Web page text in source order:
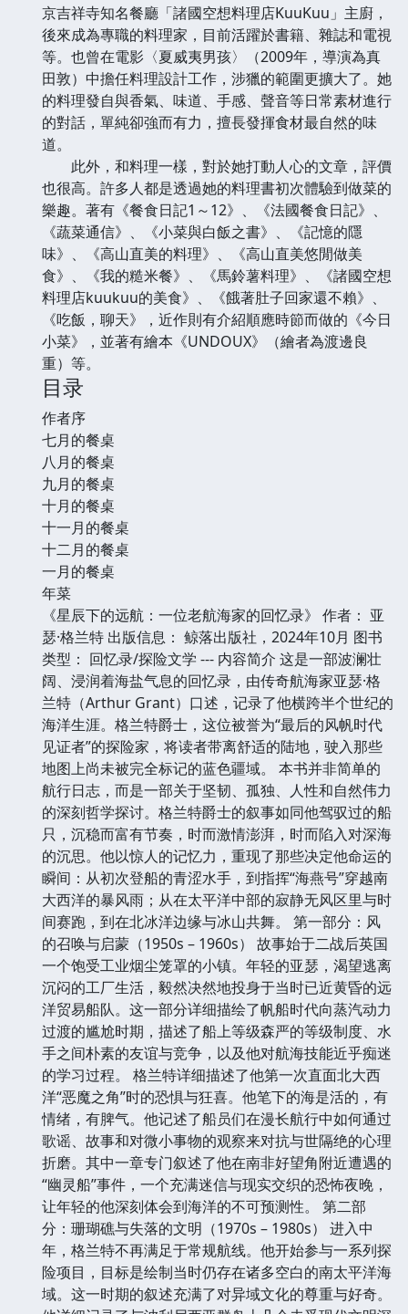
京吉祥寺知名餐廳「諸國空想料理店KuuKuu」主廚，
後來成為專職的料理家，目前活躍於書籍、雜誌和電視
等。也曾在電影〈夏威夷男孩〉（2009年，導演為真
田敦）中擔任料理設計工作，涉獵的範圍更擴大了。她
的料理發自與香氣、味道、手感、聲音等日常素材進行
的對話，單純卻強而有力，擅長發揮食材最自然的味
道。
此外，和料理一樣，對於她打動人心的文章，評價
也很高。許多人都是透過她的料理書初次體驗到做菜的
樂趣。著有《餐食日記1～12》、《法國餐食日記》、
《蔬菜通信》、《小菜與白飯之書》、《記憶的隱
味》、《高山直美的料理》、《高山直美悠閒做美
食》、《我的糙米餐》、《馬鈴薯料理》、《諸國空想
料理店kuukuu的美食》、《餓著肚子回家還不賴》、
《吃飯，聊天》，近作則有介紹順應時節而做的《今日
小菜》，並著有繪本《UNDOUX》（繪者為渡邊良
重）等。
目录
作者序
七月的餐桌
八月的餐桌
九月的餐桌
十月的餐桌
十一月的餐桌
十二月的餐桌
一月的餐桌
年菜
《星辰下的远航：一位老航海家的回忆录》 作者： 亚
瑟·格兰特 出版信息： 鲸落出版社，2024年10月 图书
类型： 回忆录/探险文学 --- 内容简介 这是一部波澜壮
阔、浸润着海盐气息的回忆录，由传奇航海家亚瑟·格
兰特（Arthur Grant）口述，记录了他横跨半个世纪的
海洋生涯。格兰特爵士，这位被誉为“最后的风帆时代
见证者”的探险家，将读者带离舒适的陆地，驶入那些
地图上尚未被完全标记的蓝色疆域。 本书并非简单的
航行日志，而是一部关于坚韧、孤独、人性和自然伟力
的深刻哲学探讨。格兰特爵士的叙事如同他驾驭过的船
只，沉稳而富有节奏，时而激情澎湃，时而陷入对深海
的沉思。他以惊人的记忆力，重现了那些决定他命运的
瞬间：从初次登船的青涩水手，到指挥“海燕号”穿越南
大西洋的暴风雨；从在太平洋中部的寂静无风区里与时
间赛跑，到在北冰洋边缘与冰山共舞。 第一部分：风
的召唤与启蒙（1950s – 1960s） 故事始于二战后英国
一个饱受工业烟尘笼罩的小镇。年轻的亚瑟，渴望逃离
沉闷的工厂生活，毅然决然地投身于当时已近黄昏的远
洋贸易船队。这一部分详细描绘了帆船时代向蒸汽动力
过渡的尴尬时期，描述了船上等级森严的等级制度、水
手之间朴素的友谊与竞争，以及他对航海技能近乎痴迷
的学习过程。 格兰特详细描述了他第一次直面北大西
洋“恶魔之角”时的恐惧与狂喜。他笔下的海是活的，有
情绪，有脾气。他记述了船员们在漫长航行中如何通过
歌谣、故事和对微小事物的观察来对抗与世隔绝的心理
折磨。其中一章专门叙述了他在南非好望角附近遭遇的
“幽灵船”事件，一个充满迷信与现实交织的恐怖夜晚，
让年轻的他深刻体会到海洋的不可预测性。 第二部
分：珊瑚礁与失落的文明（1970s – 1980s） 进入中
年，格兰特不再满足于常规航线。他开始参与一系列探
险项目，目标是绘制当时仍存在诸多空白的南太平洋海
域。这一时期的叙述充满了对异域文化的尊重与好奇。